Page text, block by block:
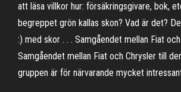
att läsa villkor hur: försäkringsgivare, bok,
begreppet grön kallas skon? Vad är det?
:) med skor . . . Samgåendet mellan Fiat
Samgåendet mellan Fiat och Chrysler till
gruppen är för närvarande mycket